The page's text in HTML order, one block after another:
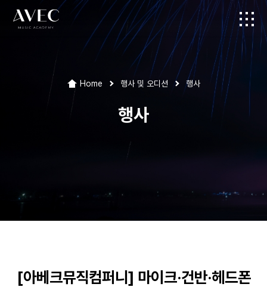
Home 행사 및 오디션 행사
행사
[아베크뮤직컴퍼니] 마이크·건반·헤드폰